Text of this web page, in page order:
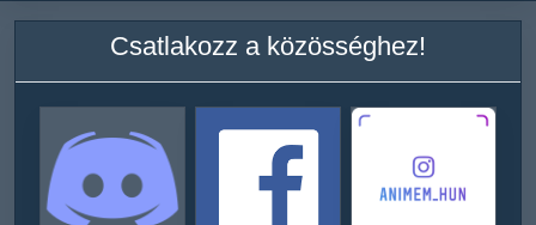
Csatlakozz a közösséghez!